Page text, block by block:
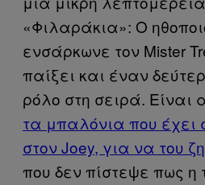
«Φιλαράκια»: Ο
ενσάρκωνε τον Mister
παίξει και έναν
ρόλο στη σειρά. Είναι
τα μπαλόνια που έχει
στον Joey, για να του
που δεν πίστεψε πως η